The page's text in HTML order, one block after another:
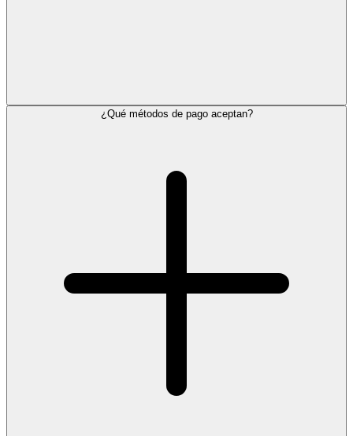
¿Qué métodos de pago aceptan?